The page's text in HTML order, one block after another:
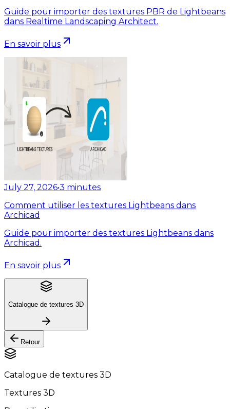
Guide pour importer des textures PBR de Lightbeans
dans Realtime Landscaping Architect.
En savoir plus
July 27, 2026•3 minutes
Comment utiliser les textures Lightbeans dans
Archicad
Guide pour importer des textures Lightbeans dans
Archicad.
En savoir plus
Catalogue de textures 3D
Retour
Catalogue de textures 3D
Textures 3D